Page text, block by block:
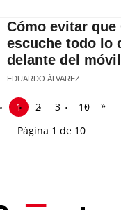
Cómo evitar que
escuche todo lo
delante del móvil
EDUARDO ÁLVAREZ
1 2 3 10
»
Página 1 de 10